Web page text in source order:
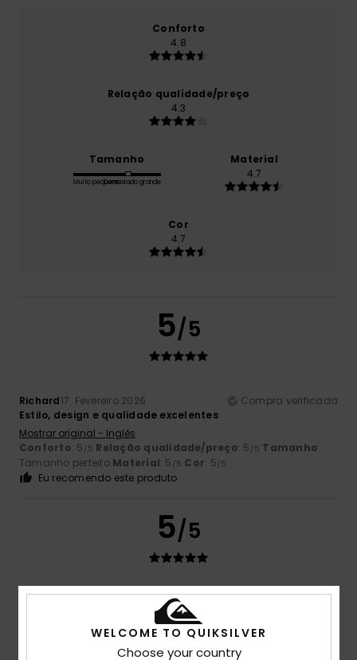
Conforto
4.8
Relação qualidade/preço
4.3
Tamanho
Muito pequenoDemasiado grande
Material
4.7
Cor
4.7
5/5
Richard17. Fevereiro 2026
Compra verificada
Estilo, design e qualidade excelentes
Mostrar original - Inglês
Conforto: 5 /5 Relação qualidade/preço: 5 /5 Tamanho:
Tamanho perfeito Material: 5 /5 Cor: 5/5
Eu recomendo este produto
5/5
21. Janeiro 2026
Os vossos casacos de lã são fantásticos!
Mostrar original - Francês
Relação qualidade/preço: 5
WELCOME TO QUIKSILVER
Choose your country